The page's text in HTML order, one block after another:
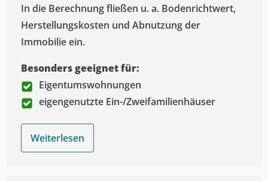
In die Berechnung fließen u. a. Bodenrichtwert,
Herstellungskosten und Abnutzung der
Immobilie ein.
Besonders geeignet für:
Eigentumswohnungen
eigengenutzte Ein-/Zweifamilienhäuser
Weiterlesen